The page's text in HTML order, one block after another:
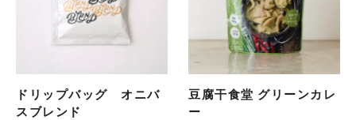
ドリップバッグ オニバ
スブレンド
豆腐干食堂 グリーンカレ
ー